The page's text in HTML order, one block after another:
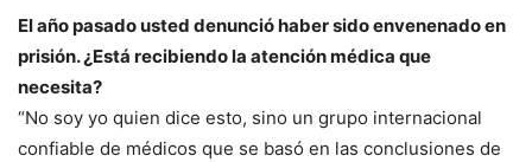
El año pasado usted denunció haber sido envenenado en
prisión. ¿Está recibiendo la atención médica que
necesita?
“No soy yo quien dice esto, sino un grupo internacional
confiable de médicos que se basó en las conclusiones de